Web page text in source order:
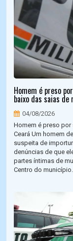
Homem é preso
baixo das saias de
04/08/2026
Homem é preso por
Ceará Um homem
suspeita de
denúncias de que
partes íntimas de
Centro do